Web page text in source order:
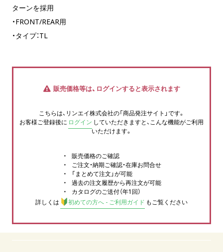
ターンを採用
・FRONT/REAR用
・タイプ：TL
販売価格等は、ログインすると表示されます
こちらは、リンエイ株式会社の「商品発注サイト」です。
お客様ご登録後に ログイン していただきますと、こんな機能がご利用
いただけます。
販売価格のご確認
ご注文・納期ご確認・在庫お問合せ
「まとめて注文」が可能
過去の注文履歴から再注文が可能
カタログのご送付（年1回）
詳しくは
初めての方へ - ご利用ガイド もご覧ください